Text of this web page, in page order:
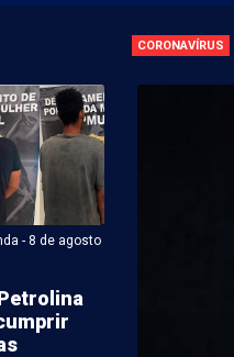
CORONAVÍRUS
- 8 de agosto